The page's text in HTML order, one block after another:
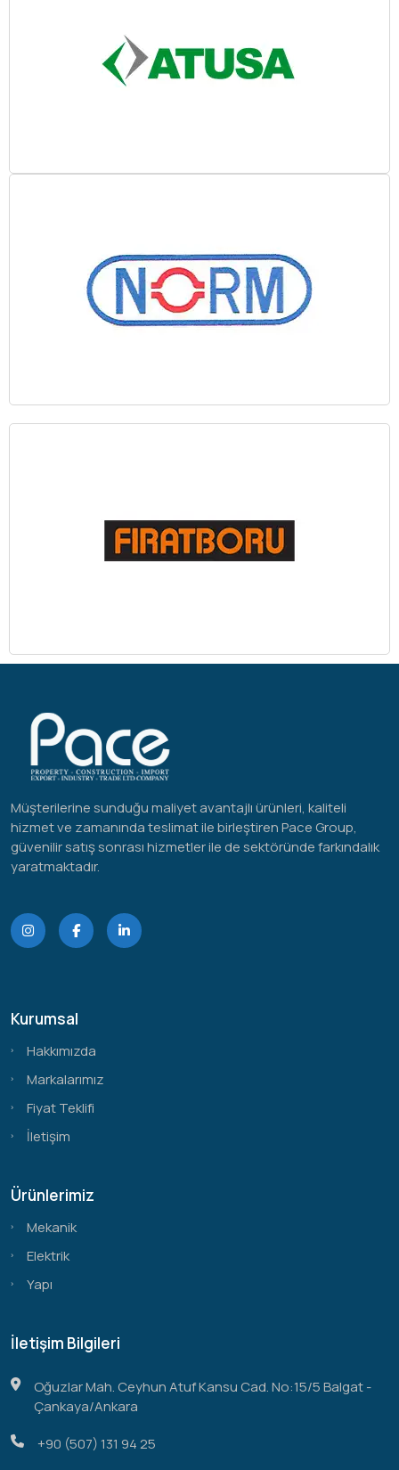
Müşterilerine sunduğu maliyet avantajlı ürünleri, kaliteli
hizmet ve zamanında teslimat ile birleştiren Pace Group,
güvenilir satış sonrası hizmetler ile de sektöründe farkındalık
yaratmaktadır.
Kurumsal
Hakkımızda
Markalarımız
Fiyat Teklifi
İletişim
Ürünlerimiz
Mekanik
Elektrik
Yapı
İletişim Bilgileri
Oğuzlar Mah. Ceyhun Atuf Kansu Cad. No:15/5 Balgat -
Çankaya/Ankara
+90 (507) 131 94 25